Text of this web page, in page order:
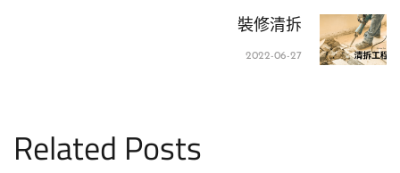
裝修清拆
2022-06-27
Related Posts